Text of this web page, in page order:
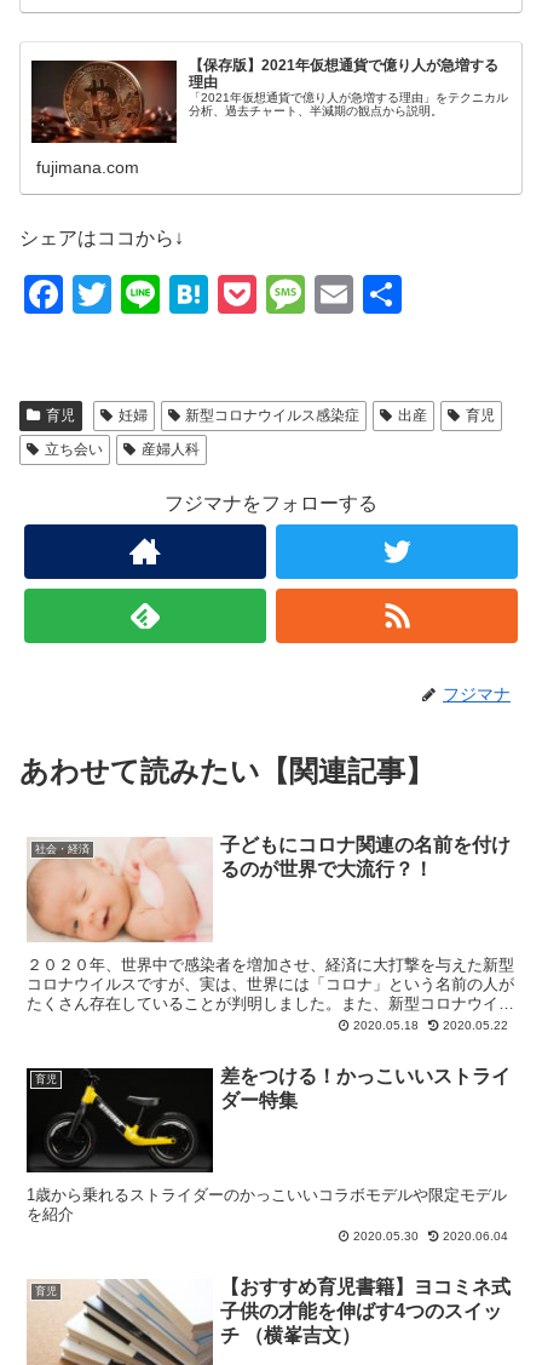
【保存版】2021年仮想通貨で億り人が急増する
理由
「2021年仮想通貨で億り人が急増する理由」をテクニカル
分析、過去チャート、半減期の観点から説明。
fujimana.com
シェアはココから↓
F
e
b
o
T
er
Li
H
n
P
et
M
a
e
E
育児 妊婦 新型コロナウイルス感染症 出産
育児
立ち会い
産婦人科
フジマナをフォローする
フジマナ
あわせて読みたい【関連記事】
社会・経済
子どもにコロナ関連の名前を付け
るのが世界で大流行？！
２０２０年、世界中で感染者を増加させ、経済に大打撃を与えた新型
コロナウイルスですが、実は、世界には「コロナ」という名前の人が
たくさん存在していることが判明しました。また、新型コロナウイル
ス感染症の拡大によって、２０２０年に産まれてくる子ども...
2020.05.18 2020.05.22
育児
差をつける！かっこいいストライ
ダー特集
1歳から乗れるストライダーのかっこいいコラボモデルや限定モデル
を紹介
2020.05.30 2020.06.04
育児
【おすすめ育児書籍】ヨコミネ式
子供の才能を伸ばす4つのスイッ
チ （横峯吉文）